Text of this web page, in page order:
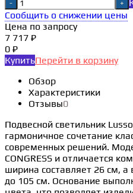
- +
Сообщить о снижении цены
Цена по запросу
7 717 ₽
0 ₽
КупитьПерейти в корзину
Обзор
Характеристики
Отзывы0
Подвесной светильник
гармоничное сочетание
современных решений.
CONGRESS и отличается
ширина составляет 26 см, а
до 105 см. Основание